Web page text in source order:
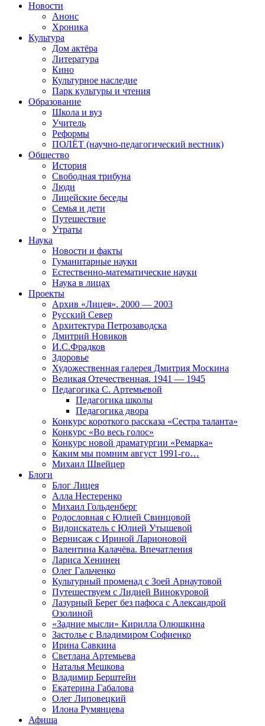
Новости
Анонс
Хроника
Культура
Дом актёра
Литература
Кино
Культурное наследие
Парк культуры и чтения
Образование
Школа и вуз
Учитель
Реформы
ПОЛЁТ (научно-педагогический вестник)
Общество
История
Свободная трибуна
Люди
Лицейские беседы
Семья и дети
Путешествие
Утраты
Наука
Новости и факты
Гуманитарные науки
Естественно-математические науки
Наука в лицах
Проекты
Архив «Лицея». 2000 — 2003
Русский Север
Архитектура Петрозаводска
Дмитрий Новиков
И.С.Фрадков
Здоровье
Художественная галерея Дмитрия Москина
Великая Отечественная. 1941 — 1945
Педагогика С. Артемьевой
Педагогика школы
Педагогика двора
Конкурс короткого рассказа «Сестра таланта»
Конкурс «Во весь голос»
Конкурс новой драматургии «Ремарка»
Каким мы помним август 1991-го…
Михаил Швейцер
Блоги
Блог Лицея
Алла Нестеренко
Михаил Гольденберг
Родословная с Юлией Свинцовой
Видоискатель с Юлией Утышевой
Вернисаж с Ириной Ларионовой
Валентина Калачёва. Впечатления
Лариса Хенинен
Олег Гальченко
Культурный променад с Зоей Арнаутовой
Путешествуем с Лидией Винокуровой
Лазурный Берег без пафоса с Александрой
Озолиной
«Задние мысли» Кирилла Олюшкина
Застолье с Владимиром Софиенко
Ирина Савкина
Светлана Артемьева
Наталья Мешкова
Владимир Берштейн
Екатерина Габалова
Олег Липовецкий
Илона Румянцева
Афиша